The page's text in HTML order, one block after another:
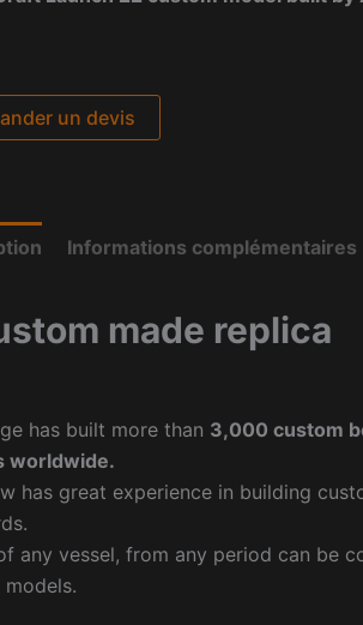
un devis
Informations complémentaires
made replica
has built more than 3,000 custom
worldwide.
has great experience in building
any vessel, from any period can be